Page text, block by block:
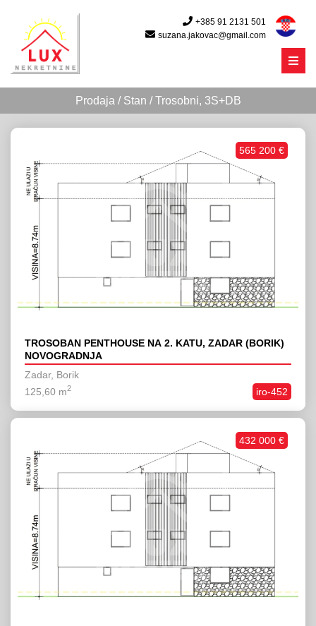
+385 91 2131 501
suzana.jakovac@gmail.com
Menu
Prodaja / Stan / Trosobni, 3S+DB
TROSOBAN PENTHOUSE NA 2. KATU, ZADAR (BORIK)
NOVOGRADNJA
Zadar, Borik
iro-452
125,60 m2
565 200 €
432 000 €